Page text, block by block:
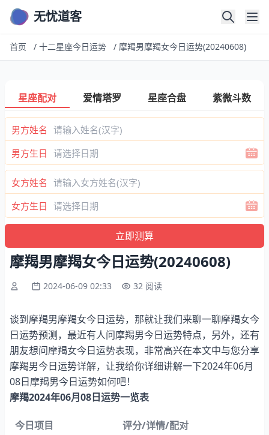
无忧道客
首页 / 十二星座今日运势 / 摩羯男摩羯女今日运势(20240608)
星座配对 爱情塔罗 星座合盘 紫微斗数
男方姓名
男方生日
女方姓名
女方生日
摩羯男摩羯女今日运势(20240608)
2024-06-09 02:33 32 阅读
谈到摩羯男摩羯女今日运势，那就让我们来聊一聊摩羯女今
日运势预测，最近有人问摩羯男今日运势特点，另外，还有
朋友想问摩羯女今日运势表现，非常高兴在本文中与您分享
摩羯男今日运势详解，让我给你详细讲解一下2024年06月
08日摩羯男今日运势如何吧！
摩羯2024年06月08日运势一览表
今日项目
评分/详情/配对